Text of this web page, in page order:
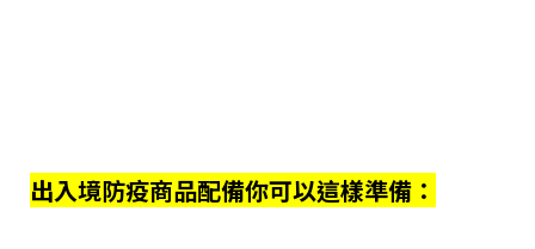
出入境防疫商品配備你可以這樣準備：